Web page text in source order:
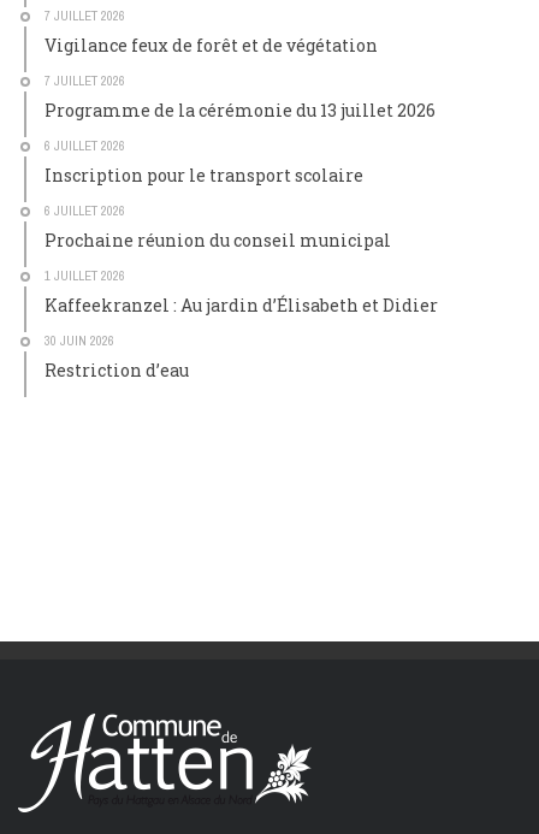
7 JUILLET 2026
Vigilance feux de forêt et de végétation
7 JUILLET 2026
Programme de la cérémonie du 13 juillet 2026
6 JUILLET 2026
Inscription pour le transport scolaire
6 JUILLET 2026
Prochaine réunion du conseil municipal
1 JUILLET 2026
Kaffeekranzel : Au jardin d’Élisabeth et Didier
30 JUIN 2026
Restriction d’eau